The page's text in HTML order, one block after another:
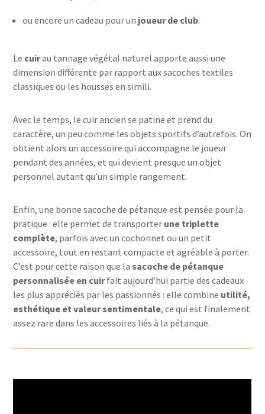
ou encore un cadeau pour un joueur de club.
Le cuirau tannage végétal naturel apporte aussi une
dimension différente par rapport aux sacoches textiles
classiques ou les housses en simili.
Avec le temps, le cuir ancien se patine et prend du
caractère, un peu comme les objets sportifs d’autrefois. On
obtient alors un accessoire qui accompagne le joueur
pendant des années, et qui devient presque un objet
personnel autant qu’un simple rangement.
Enfin, une bonne sacoche de pétanque est pensée pour la
pratique : elle permet de transporter une triplette
complète, parfois avec un cochonnet ou un petit
accessoire, tout en restant compacte et agréable à porter.
C’est pour cette raison que lasacoche de pétanque
personnalisée en cuirfait aujourd’hui partie des cadeaux
les plus appréciés par les passionnés : elle combine utilité,
esthétique et valeur sentimentale, ce qui est finalement
assez rare dans les accessoires liés à la pétanque.